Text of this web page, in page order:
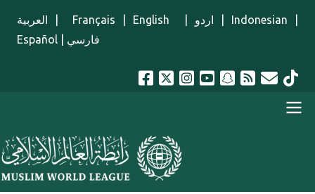
العربية
Français English اردو Indonesian
Español
فارسي